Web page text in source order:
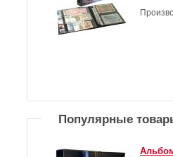
Популярные